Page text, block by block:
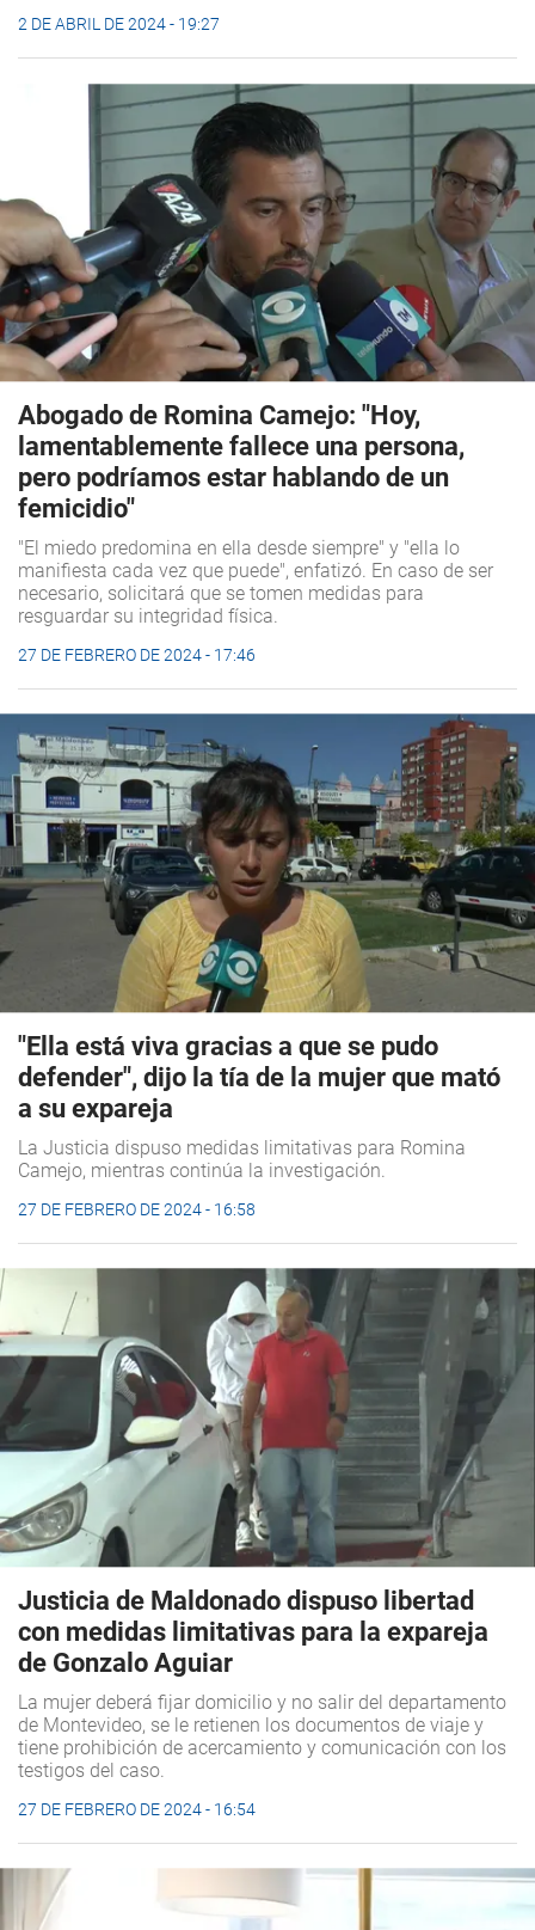
2 DE ABRIL DE 2024 - 19:27
Abogado de Romina Camejo: "Hoy,
lamentablemente fallece una persona,
pero podríamos estar hablando de un
femicidio"
"El miedo predomina en ella desde siempre" y "ella lo
manifiesta cada vez que puede", enfatizó. En caso de ser
necesario, solicitará que se tomen medidas para
resguardar su integridad física.
27 DE FEBRERO DE 2024 - 17:46
"Ella está viva gracias a que se pudo
defender", dijo la tía de la mujer que mató
a su expareja
La Justicia dispuso medidas limitativas para Romina
Camejo, mientras continúa la investigación.
27 DE FEBRERO DE 2024 - 16:58
Justicia de Maldonado dispuso libertad
con medidas limitativas para la expareja
de Gonzalo Aguiar
La mujer deberá fijar domicilio y no salir del departamento
de Montevideo, se le retienen los documentos de viaje y
tiene prohibición de acercamiento y comunicación con los
testigos del caso.
27 DE FEBRERO DE 2024 - 16:54